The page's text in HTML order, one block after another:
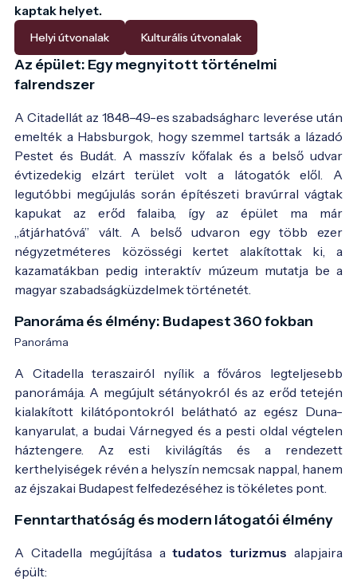
kaptak helyet.
Helyi útvonalak Kulturális útvonalak
Az épület: Egy megnyitott történelmi
falrendszer
A Citadella 1900 körül - Fotó:
A Citadellát az 1848–49-es szabadságharc leverése után
emelték a Habsburgok, hogy szemmel tartsák a lázadó
Pestet és Budát. A masszív kőfalak és a belső udvar
évtizedekig elzárt terület volt a látogatók elől. A
legutóbbi megújulás során építészeti bravúrral vágtak
kapukat az erőd falaiba, így az épület ma már
„átjárhatóvá” vált. A belső udvaron egy több ezer
négyzetméteres közösségi kertet alakítottak ki, a
kazamatákban pedig interaktív múzeum mutatja be a
magyar szabadságküzdelmek történetét.
Panoráma és élmény: Budapest 360 fokban
Panoráma
A Citadella teraszairól nyílik a főváros legteljesebb
panorámája. A megújult sétányokról és az erőd tetején
kialakított kilátópontokról belátható az egész Duna-
kanyarulat, a budai Várnegyed és a pesti oldal végtelen
háztengere. Az esti kivilágítás és a rendezett
kerthelyiségek révén a helyszín nemcsak nappal, hanem
az éjszakai Budapest felfedezéséhez is tökéletes pont.
Fenntarthatóság és modern látogatói élmény
A Citadella megújítása atudatos turizmus alapjaira
épült: